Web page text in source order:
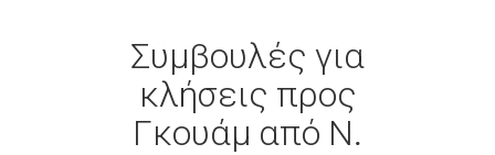
Συμβουλές για
κλήσεις προς
Γκουάμ από Ν.